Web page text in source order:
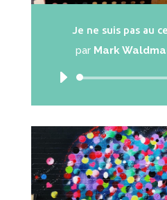
Je ne suis pas au
par Mark